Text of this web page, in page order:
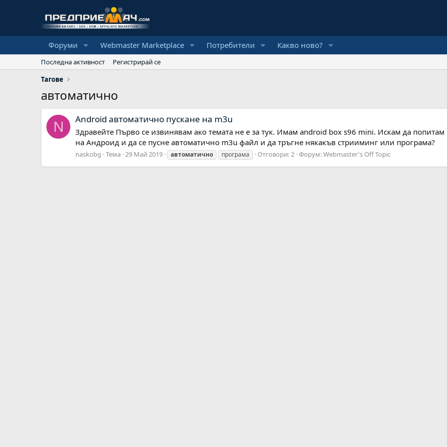
Форуми Webmaster Marketplace Потребители Какво ново?
Последна активност
Регистрирай се
Тагове
автоматично
N Android автоматично пускане на m3u
Здравейте Първо се извинявам ако темата не е за тук. Имам android box s96 mini. Искам да попитам
на Андроид и да се пусне автоматично m3u файл и да тръгне някакъв стрииминг или програма?
naskobg Тема 29 Май 2019 автоматично програма Отговори: 2 Форум:Webmaster's Off Topic